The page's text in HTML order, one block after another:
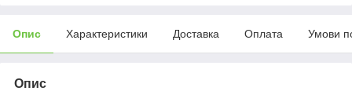
Опис Характеристики Доставка Оплата Умови
Опис